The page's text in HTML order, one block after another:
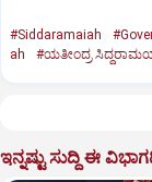
#Siddaramaiah
ah
#ಯತೀಂದ್ರ
ಇನ್ನಷ್ಟು ಸುದ್ದಿ ಈ